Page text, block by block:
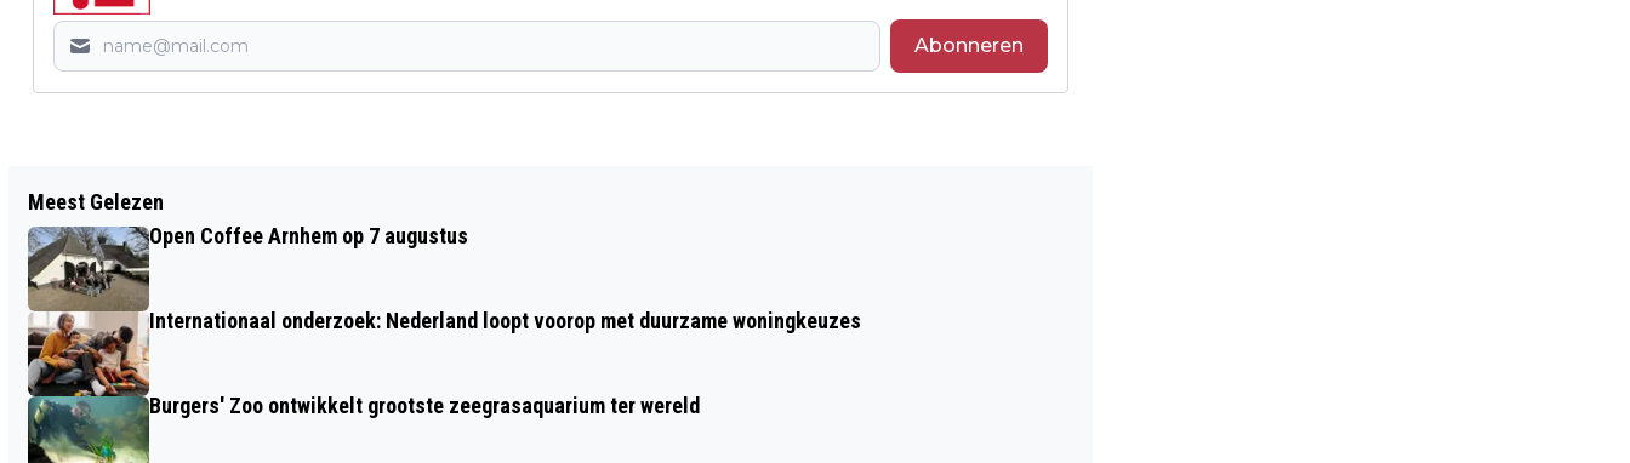
Abonneren
PRAAT MEE OVER ARNHEM IN 2040
Meest Gelezen
Open Coffee Arnhem op 7 augustus
Internationaal onderzoek: Nederland loopt voorop met duurzame woningkeuzes
Burgers' Zoo ontwikkelt grootste zeegrasaquarium ter wereld